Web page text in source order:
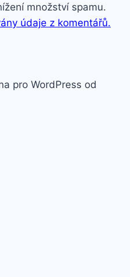
množství spamu.
údaje z komentářů.
pro WordPress od